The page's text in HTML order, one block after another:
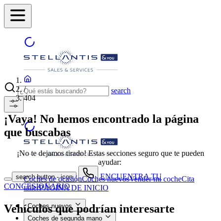
search
search button - icon
ENCUENTRA TU
CONCESIONARIO
Coches nuevos
Coches de segunda mano
/
404
¡Vaya! No hemos encontrado la página
que buscabas
¡No te dejamos tirado! Estas secciones seguro que te pueden
ayudar:
Coches de ocasiónCoches nuevosVender mi cocheCita
tallerPÁGINA DE INICIO
Vehículos que podrían interesarte